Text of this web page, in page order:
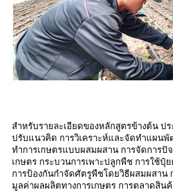
สำหรับรายละเอียดของหลักสูตรข้างต้น ป
ปรับแนวคิด การวิเคราะห์และจัดทำแผนพั
ทำการเกษตรแบบผสมผสาน การจัดการปั
เกษตร กระบวนการเพาะปลูกพืช การใช้ปุ๋
การป้องกันกำจัดศัตรูพืชโดยวิธีผสมผสาน
มูลค่าผลผลิตทางการเกษตร การตลาดสิน